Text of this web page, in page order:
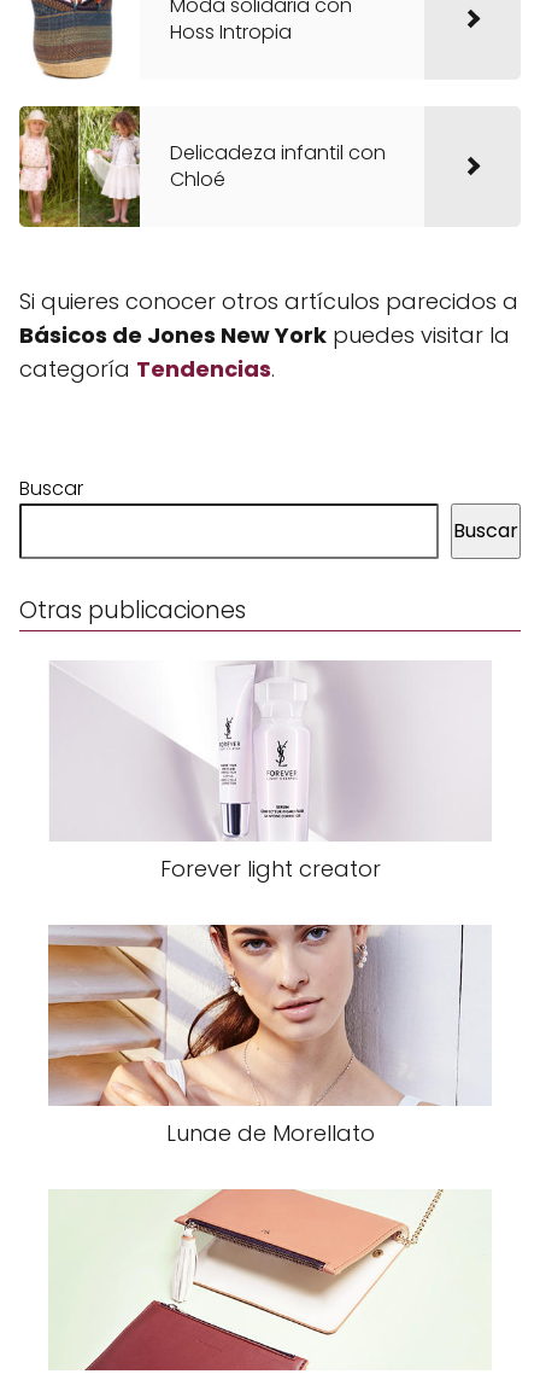
Hoss Intropia
Delicadeza infantil con
Chloé
Si quieres conocer otros artículos parecidos a
Básicos de Jones New York puedes visitar la
categoría Tendencias.
Buscar
Buscar
Otras publicaciones
Forever light creator
Lunae de Morellato